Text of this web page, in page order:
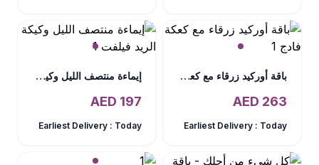
باقة أوركيد زرقاء مع كعكة فادج
263
Earliest Delivery : Today
إيماءة منتصف الليل وكيكة الريد فيلفت
197
Earliest Delivery : Today